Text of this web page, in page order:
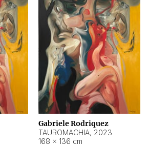
Gabriele Rodriquez
TAUROMACHIA, 2023
168 × 136 cm